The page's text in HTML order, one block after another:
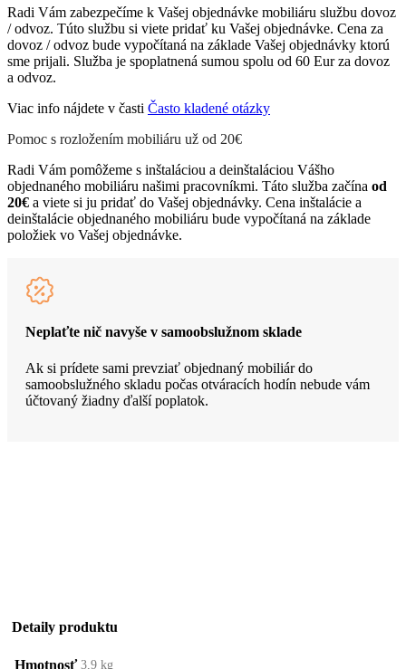
Radi Vám zabezpečíme k Vašej objednávke mobiliáru službu dovoz
/ odvoz. Túto službu si viete pridať ku Vašej objednávke. Cena za
dovoz / odvoz bude vypočítaná na základe Vašej objednávky ktorú
sme prijali. Služba je spoplatnená sumou spolu od 60 Eur za dovoz
a odvoz.
Viac info nájdete v časti Často kladené otázky
Pomoc s rozložením mobiliáru už od 20€
Radi Vám pomôžeme s inštaláciou a deinštaláciou Vášho
objednaného mobiliáru našimi pracovníkmi. Táto služba začína od
20€ a viete si ju pridať do Vašej objednávky. Cena inštalácie a
deinštalácie objednaného mobiliáru bude vypočítaná na základe
položiek vo Vašej objednávke.
Neplaťte nič navyše v samoobslužnom sklade
Ak si prídete sami prevziať objednaný mobiliár do
samoobslužného skladu počas otváracích hodín nebude vám
účtovaný žiadny ďalší poplatok.
Detaily produktu
Hmotnosť 3,9 kg